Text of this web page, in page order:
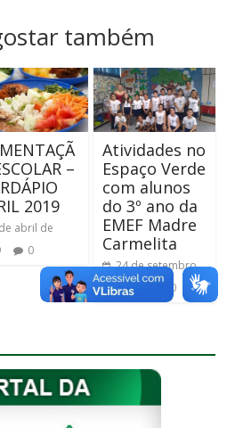
também
–
2019
abril de
0
Atividades no
Espaço Verde
com alunos
do 3º ano da
EMEF Madre
Carmelita
24 de setembro
de 2019
0